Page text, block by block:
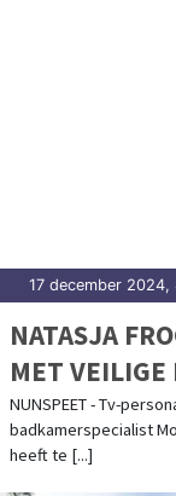
17 december 2024,
NATASJA
MET VEILIGE
DEEL VAN
NUNSPEET - Tv-
badkamerspecialist
heeft te [...]